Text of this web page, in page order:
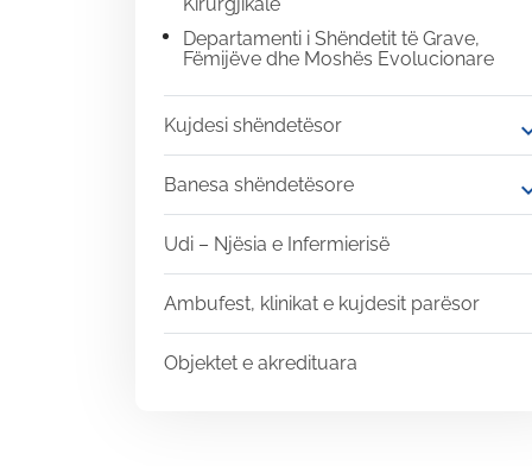
Departamenti i Shëndetit të Grave,
Fëmijëve dhe Moshës Evolucionare
Kujdesi shëndetësor
Banesa shëndetësore
Udi – Njësia e Infermierisë
Ambufest, klinikat e kujdesit parësor
Objektet e akredituara